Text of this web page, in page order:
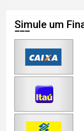
Simule um